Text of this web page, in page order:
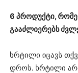
6 პროდუქტი,
გააძლიერებს
ხრტილი იცავს
დროს. ხრტილი